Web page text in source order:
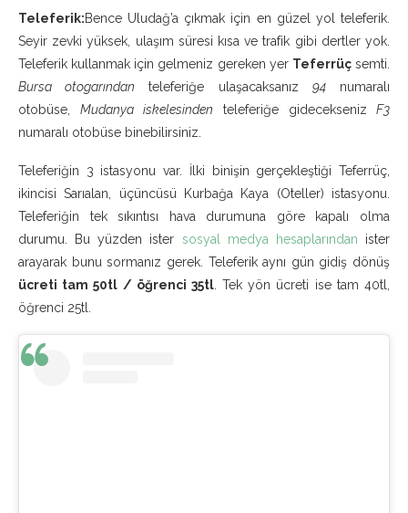
Teleferik:Bence Uludağ’a çıkmak için en güzel yol teleferik.
Seyir zevki yüksek, ulaşım süresi kısa ve trafik gibi dertler yok.
Teleferik kullanmak için gelmeniz gereken yer Teferrüçsemti.
Bursa otogarından teleferiğe ulaşacaksanız 94numaralı
otobüse, Mudanya iskelesinden teleferiğe gidecekseniz F3
numaralı otobüse binebilirsiniz.
Teleferiğin 3 istasyonu var. İlki binişin gerçekleştiği Teferrüç,
ikincisi Sarıalan, üçüncüsü Kurbağa Kaya (Oteller) istasyonu.
Teleferiğin tek sıkıntısı hava durumuna göre kapalı olma
durumu. Bu yüzden ister sosyal medya hesaplarından ister
arayarak bunu sormanız gerek. Teleferik aynı gün gidiş dönüş
ücreti tam 50tl / öğrenci 35tl. Tek yön ücreti ise tam 40tl,
öğrenci 25tl.